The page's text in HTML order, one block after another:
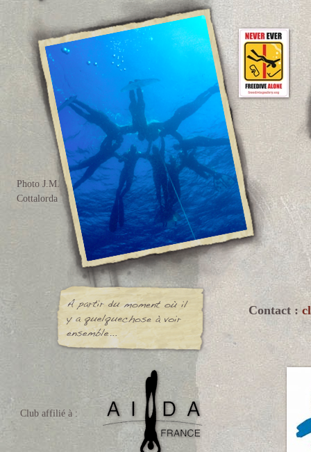
Photo J.M.
Cottalorda
Contact :
Club affilié à :